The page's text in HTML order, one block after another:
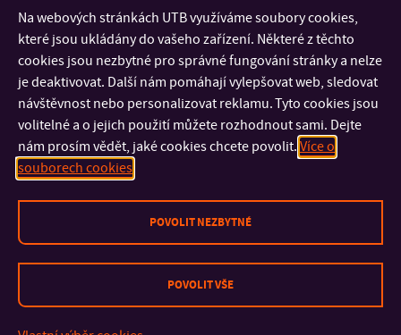
Oddělení pokročilých obuvnických materiálů a
technologií
Vedení centra
Projekty
Výsledky vědecko-výzkumné činnosti
Výzkumná infrastruktura centra
Významná ocenění
Vzdělávací aktivity
Poradenské služby
Na webových stránkách UTB využíváme soubory cookies,
které jsou ukládány do vašeho zařízení. Některé z těchto
cookies jsou nezbytné pro správné fungování stránky a nelze
je deaktivovat. Další nám pomáhají vylepšovat web, sledovat
návštěvnost nebo personalizovat reklamu. Tyto cookies jsou
volitelné a o jejich použití můžete rozhodnout sami. Dejte
nám prosím vědět, jaké cookies chcete povolit. Více o
souborech cookies
POVOLIT NEZBYTNÉ
POVOLIT VŠE